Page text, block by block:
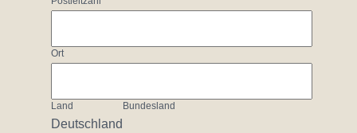
Ort
Land
Deutschland
Bundesland